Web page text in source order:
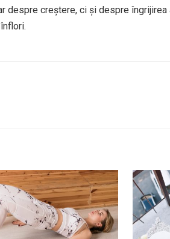
despre creștere, ci și despre